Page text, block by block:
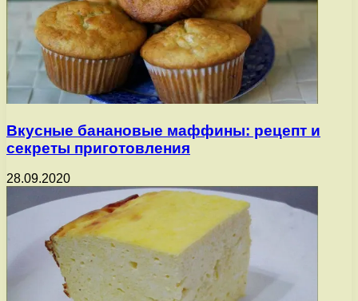
Вкусные банановые маффины: рецепт и
секреты приготовления
28.09.2020